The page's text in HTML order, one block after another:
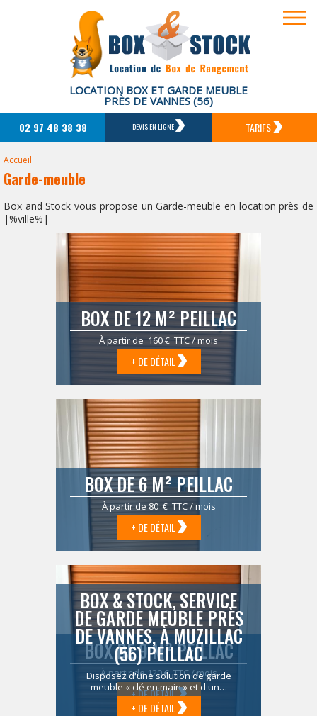
LOCATION BOX ET GARDE MEUBLE
PRÈS DE VANNES (56)
02 97 48 38 38 DEVIS EN LIGNE TARIFS
Accueil
Garde-meuble
Box and Stock vous propose un Garde-meuble en location près de
|%ville%|
BOX DE 12 M² PEILLAC
À partir de 160 € TTC / mois
+ DE DÉTAIL
BOX DE 6 M² PEILLAC
À partir de 80 € TTC / mois
+ DE DÉTAIL
BOX DE 9 M² PEILLAC
À partir de 120 € TTC / mois
+ DE DÉTAIL
BOX & STOCK, SERVICE
DE GARDE MEUBLE PRÈS
DE VANNES, À MUZILLAC
(56) PEILLAC
Disposez d'une solution de garde
meuble « clé en main » et d'un…
+ DE DÉTAIL